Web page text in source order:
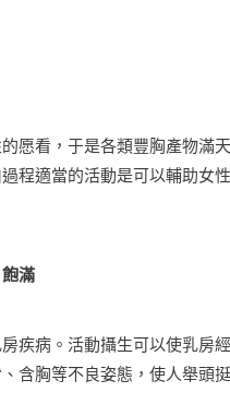
愿看，于是各類豐胸產物滿天
程適當的活動是可以輔助女
滿
疾病。活動攝生可以使乳房
含胸等不良姿態，使人舉頭挺